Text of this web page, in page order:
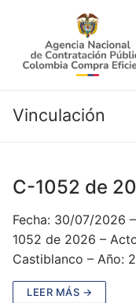
contenido
Vinculación
C-1052 de
Fecha: 30/07/2026
1052 de 2026 –
Castiblanco – Año:
LEER MÁS →